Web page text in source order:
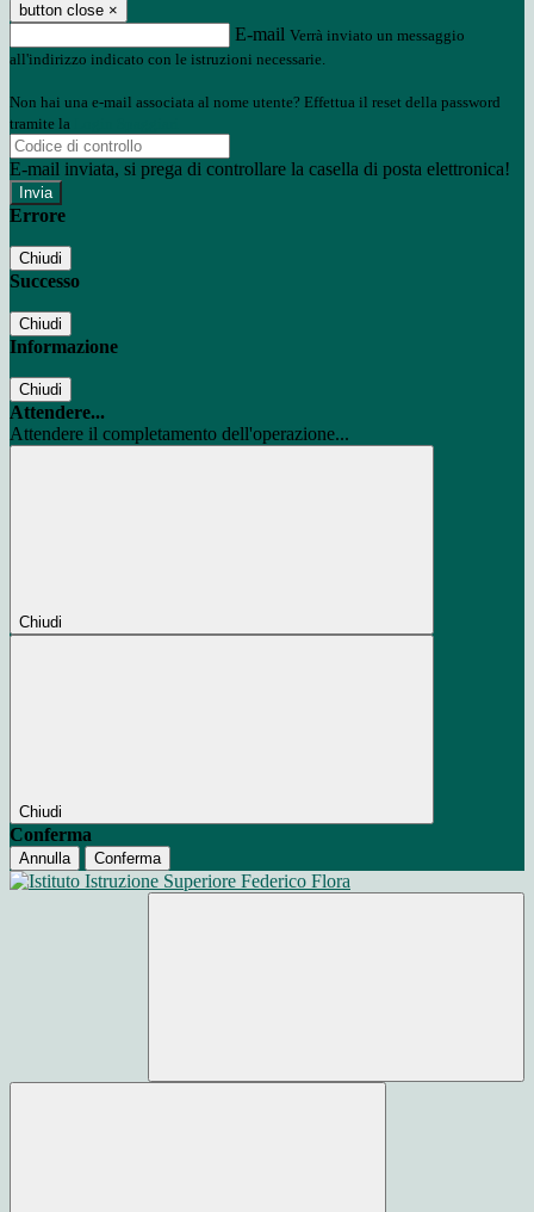
button close ×
E-mail Verrà inviato un messaggio
all'indirizzo indicato con le istruzioni necessarie.
Non hai una e-mail associata al nome utente? Effettua il reset della password
tramite la
E-mail inviata, si prega di controllare la casella di posta elettronica!
Errore
Chiudi
Successo
Chiudi
Informazione
Chiudi
Attendere...
Attendere il completamento dell'operazione...
Chiudi
Chiudi
Conferma
Annulla Conferma